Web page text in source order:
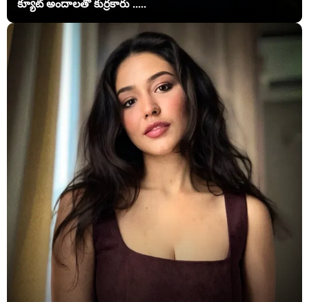
క్యూట్ అందాలతో కుర్రకారు .....